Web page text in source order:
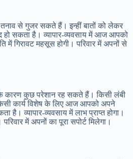
से गुजर सकते हैं। इन्हीं बातों को लेकर
हो सकता है। व्यापार-व्यवसाय में आज आपको
में गिरावट महसूस होगी। परिवार में अपनों से
कुछ परेशान रह सकते हैं। किसी लंबी
कार्य विशेष के लिए आज आपको अपने
है। व्यापार-व्यवसाय में लाभ प्राप्त होगा।
में अपनों का पूरा सपोर्ट मिलेगा।